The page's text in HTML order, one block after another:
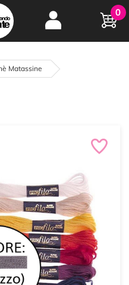
Hobby e
creatività...
oltre 15 anni online
0
Matassine